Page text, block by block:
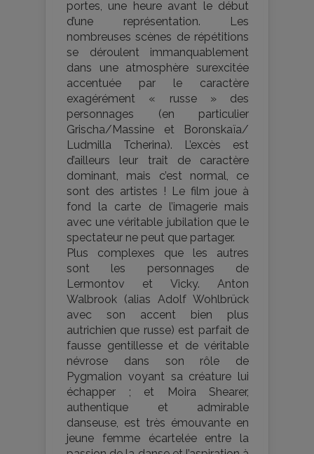
portes, une heure avant le début
d’une représentation. Les
nombreuses scènes de répétitions
se déroulent immanquablement
dans une atmosphère surexcitée
accentuée par le caractère
exagérément « russe » des
personnages (en particulier
Grischa/Massine et Boronskaïa/
Ludmilla Tcherina). L’excès est
d’ailleurs leur trait de caractère
dominant, mais c’est normal, ce
sont des artistes ! Le film joue à
fond la carte de l’imagerie mais
avec une véritable jubilation que le
spectateur ne peut que partager.
Plus complexes que les autres
sont les personnages de
Lermontov et Vicky. Anton
Walbrook (alias Adolf Wohlbrück
avec son accent bien plus
autrichien que russe) est parfait de
fausse gentillesse et de véritable
névrose dans son rôle de
Pygmalion voyant sa créature lui
échapper ; et Moira Shearer,
authentique et admirable
danseuse, est très émouvante en
jeune femme écartelée entre la